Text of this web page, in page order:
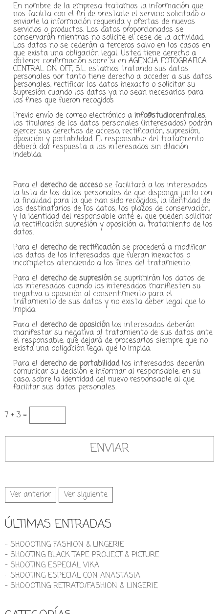
En nombre de la empresa tratamos la información que
nos facilita con el fin de prestarle el servicio solicitado o
enviarle la información requerida y ofertas de nuevos
servicios o productos. Los datos proporcionados se
conservarán mientras no solicite el cese de la actividad.
Los datos no se cederán a terceros salvo en los casos en
que exista una obligación legal. Usted tiene derecho a
obtener confirmación sobre si en AGENCIA FOTOGRAFICA
CENTRAL ON OFF, S.L. estamos tratando sus datos
personales por tanto tiene derecho a acceder a sus datos
personales, rectificar los datos inexacto o solicitar su
supresión cuando los datos ya no sean necesarios para
los fines que fueron recogidos
Previo envío de correo electrónico a info@studiocentral.es,
los titulares de los datos personales (interesados) podrán
ejercer sus derechos de acceso, rectificación, supresión,
oposición y portabilidad. El responsable del tratamiento
deberá dar respuesta a los interesados sin dilación
indebida.
Para el derecho de accesose facilitará a los interesados
la lista de los datos personales de que disponga junto con
la finalidad para la que han sido recogidos, la identidad de
los destinatarios de los datos, los plazos de conservación,
y la identidad del responsable ante el que pueden solicitar
la rectificación supresión y oposición al tratamiento de los
datos.
Para el derecho de rectificaciónse procederá a modificar
los datos de los interesados que fueran inexactos o
incompletos atendiendo a los fines del tratamiento.
Para el derecho de supresiónse suprimirán los datos de
los interesados cuando los interesados manifiesten su
negativa u oposición al consentimiento para el
tratamiento de sus datos y no exista deber legal que lo
impida.
Para el derecho de oposiciónlos interesados deberán
manifestar su negativa al tratamiento de sus datos ante
el responsable, que dejará de procesarlos siempre que no
exista una obligación legal que lo impida.
Para el derecho de portabilidadlos interesados deberán
comunicar su decisión e informar al responsable, en su
caso, sobre la identidad del nuevo responsable al que
facilitar sus datos personales.
7 + 3 =
Ver anterior Ver siguiente
ÚLTIMAS ENTRADAS
- SHOOOTING FASHION & LINGERIE
- SHOOTING BLACK TAPE PROJECT & PICTURE
- SHOOTING ESPECIAL VIKA
- SHOOTING ESPECIAL CON ANASTASIA
- SHOOOTING RETRATO/FASHION & LINGERIE